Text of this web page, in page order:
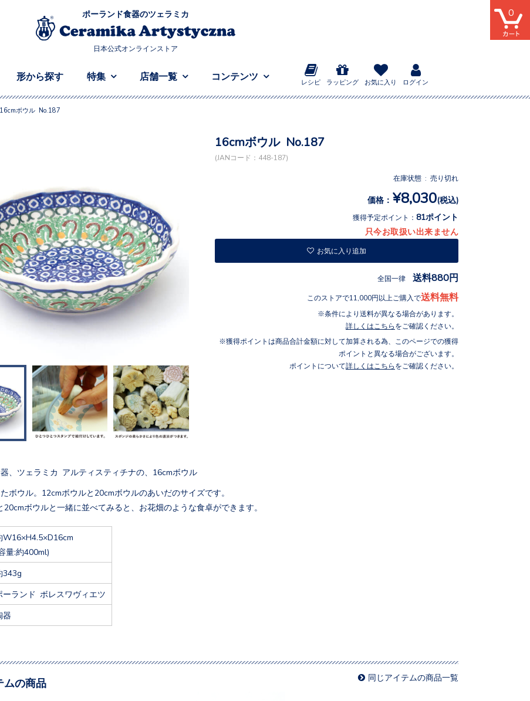
ポーランド食器のツェラミカ
日本公式オンラインストア
形から探す 特集 店舗一覧 コンテンツ
レシピ ラッピング お気に入り ログイン
0
16cmボウル No.187
16cmボウル No.187
(JANコード：448-187)
在庫状態 : 売り切れ
価格： ¥8,030(税込)
獲得予定ポイント： 81ポイント
只今お取扱い出来ません
お気に入り追加
全国一律 送料880円
このストアで11,000円以上ご購入で送料無料
条件により送料が異なる場合があります。
詳しくはこちら をご確認ください。
獲得ポイントは商品合計金額に対して加算される為、このページでの獲得
ポイントと異なる場合がございます。
ポイントについて詳しくはこちら をご確認ください。
、ツェラミカ アルティスティチナの、16cmボウル
ボウル。12cmボウルと20cmボウルのあいだのサイズです。
20cmボウルと一緒に並べてみると、お花畑のような食卓ができます。
W16×H4.5×D16cm
量:約400ml)
343g
ーランド ボレスワヴィエツ
器
ムの商品 同じアイテムの商品一覧